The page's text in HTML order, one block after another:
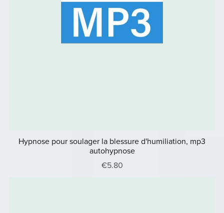
Hypnose pour soulager la blessure d'humiliation, mp3
autohypnose
€5.80